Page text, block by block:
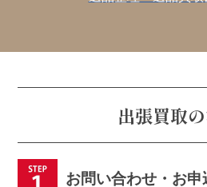
出張買取
お問い合わせ・お申